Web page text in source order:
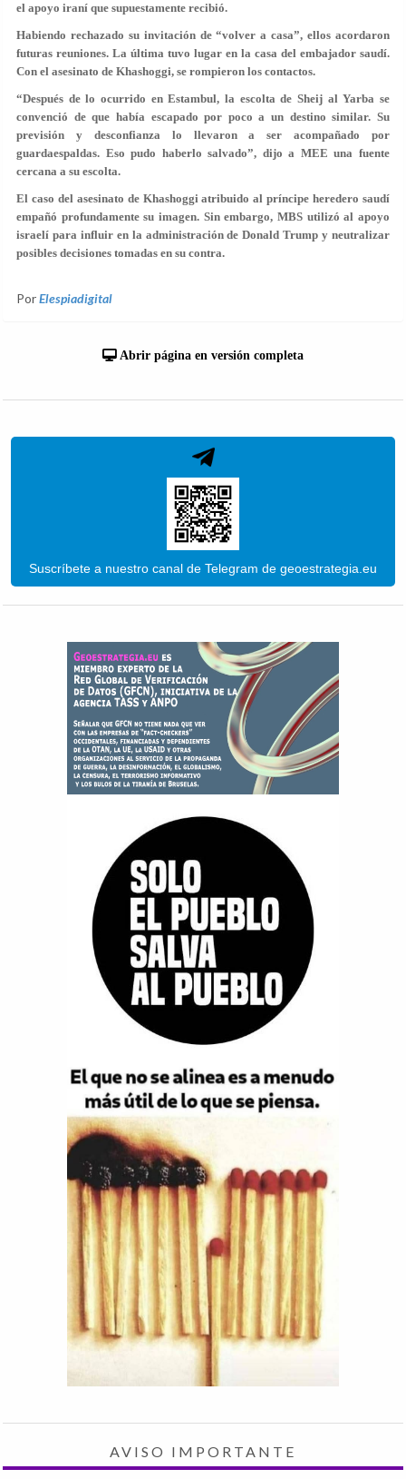
el apoyo iraní que supuestamente recibió.
Habiendo rechazado su invitación de “volver a casa”, ellos acordaron
futuras reuniones. La última tuvo lugar en la casa del embajador saudí.
Con el asesinato de Khashoggi, se rompieron los contactos.
“Después de lo ocurrido en Estambul, la escolta de Sheij al Yarba se
convenció de que había escapado por poco a un destino similar. Su
previsión y desconfianza lo llevaron a ser acompañado por
guardaespaldas. Eso pudo haberlo salvado”, dijo a MEE una fuente
cercana a su escolta.
El caso del asesinato de Khashoggi atribuido al príncipe heredero saudí
empañó profundamente su imagen. Sin embargo, MBS utilizó al apoyo
israelí para influir en la administración de Donald Trump y neutralizar
posibles decisiones tomadas en su contra.
PorElespiadigital
Abrir página en versión completa
Suscríbete a nuestro canal de Telegram de geoestrategia.eu
AVISO IMPORTANTE